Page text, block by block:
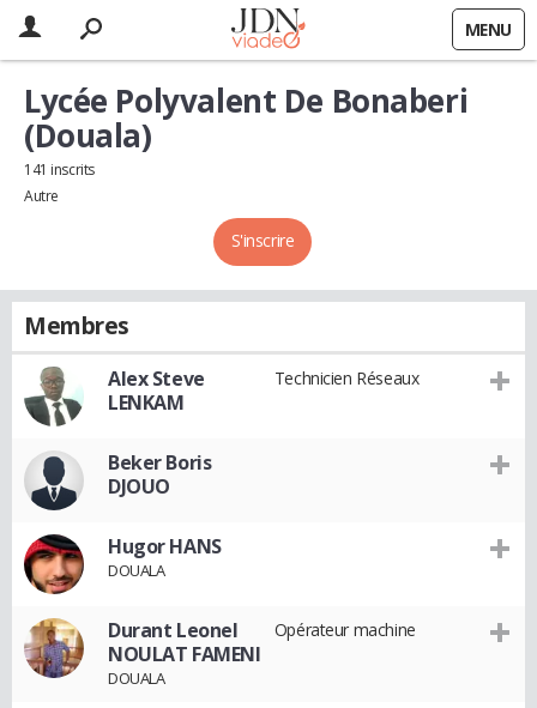
MENU
S'inscrire
Lycée Polyvalent De Bonaberi
(Douala)
141 inscrits
Autre
Membres
Alex Steve
LENKAM
Technicien Réseaux
Beker Boris
DJOUO
Hugor HANS
DOUALA
Durant Leonel
NOULAT FAMENI
DOUALA
Opérateur machine